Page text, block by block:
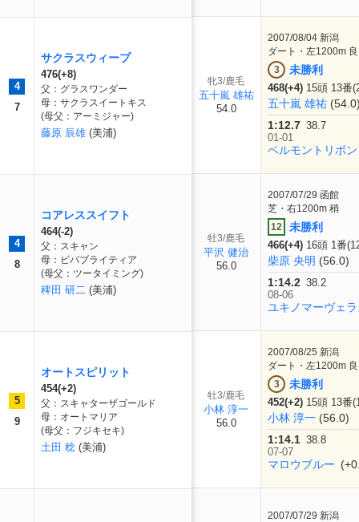
4
7
サクラスウィープ
476(+8)
父：グラスワンダー
母：サクラスイートキス
(母父：アーミジャー)
藤原 辰雄 (美浦)
4
8
コアレススイフト
464(-2)
父：スキャン
母：ビバブライティア
(母父：ツータイミング)
稗田 研二 (美浦)
5
9
オートスピリット
454(+2)
父：スキャターザゴールド
母：オートマリア
(母父：フジキセキ)
土田 稔 (美浦)
牝3/鹿毛
五十嵐 雄祐
54.0
2007/08/04 新潟
ダート・左1200m 良
3
未勝利
468(+4) 15頭 13番
五十嵐 雄祐
1:12.7 38.7
01-01
ベルモントリボン
牡3/鹿毛
平沢 健治
56.0
2007/07/29 函館
芝・右1200m 稍
12
未勝利
466(+4) 16頭 1番
柴原 央明 (56.0)
1:14.2 38.2
08-06
ユキノマーヴェ
牡3/鹿毛
小林 淳一
56.0
2007/08/25 新潟
ダート・左1200m 良
3
未勝利
452(+2) 15頭 13番
小林 淳一 (56.0)
1:14.1 38.8
07-07
マロウブルー
2007/07/29 新潟